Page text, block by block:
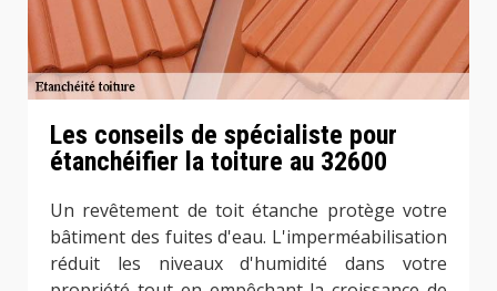
Les conseils de spécialiste pour
étanchéifier la toiture au 32600
Un revêtement de toit étanche protège votre
bâtiment des fuites d'eau. L'imperméabilisation
réduit les niveaux d'humidité dans votre